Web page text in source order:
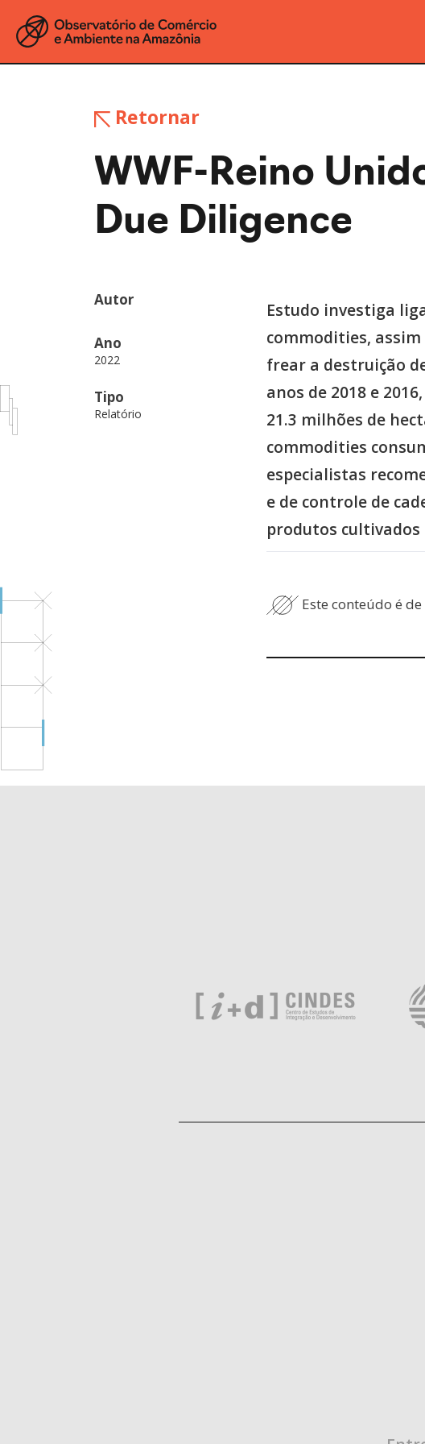
Retornar
WWF-Reino
Due Diligence
Autor
Ano
2022
Tipo
Relatório
Estudo investiga
commodities, assim
frear a destruição
anos de 2018 e
21.3 milhões de
commodities
especialistas
e de controle de
produtos
Este conteúdo é